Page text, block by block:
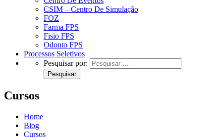
CSIM – Centro De Simulação
FOZ
Farma FPS
Fisio FPS
Odonto FPS
Processos Seletivos
Pesquisar por:
Cursos
Home
Blog
Cursos